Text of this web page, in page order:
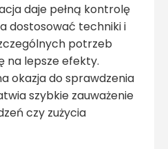
daje pełną kontrolę
dostosować techniki i
potrzeb
na lepsze efekty.
okazja do sprawdzenia
szybkie zauważenie
czy zużycia